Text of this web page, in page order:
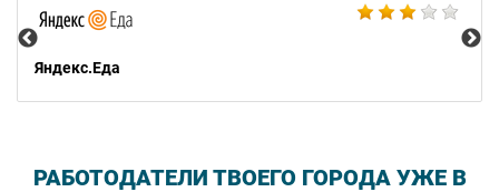
Яндекс.Еда
РАБОТОДАТЕЛИ ТВОЕГО ГОРОДА УЖЕ В